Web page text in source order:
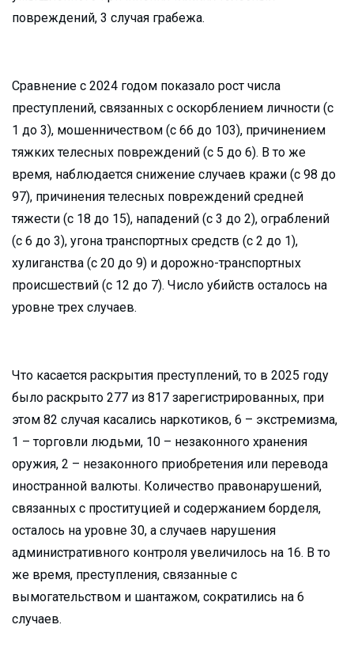
повреждений, 3 случая грабежа.
Сравнение с 2024 годом показало рост числа
преступлений, связанных с оскорблением личности (с
1 до 3), мошенничеством (с 66 до 103), причинением
тяжких телесных повреждений (с 5 до 6). В то же
время, наблюдается снижение случаев кражи (с 98 до
97), причинения телесных повреждений средней
тяжести (с 18 до 15), нападений (с 3 до 2), ограблений
(с 6 до 3), угона транспортных средств (с 2 до 1),
хулиганства (с 20 до 9) и дорожно-транспортных
происшествий (с 12 до 7). Число убийств осталось на
уровне трех случаев.
Что касается раскрытия преступлений, то в 2025 году
было раскрыто 277 из 817 зарегистрированных, при
этом 82 случая касались наркотиков, 6 – экстремизма,
1 – торговли людьми, 10 – незаконного хранения
оружия, 2 – незаконного приобретения или перевода
иностранной валюты. Количество правонарушений,
связанных с проституцией и содержанием борделя,
осталось на уровне 30, а случаев нарушения
административного контроля увеличилось на 16. В то
же время, преступления, связанные с
вымогательством и шантажом, сократились на 6
случаев.